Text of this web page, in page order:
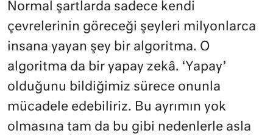
Normal şartlarda sadece kendi
çevrelerinin göreceği şeyleri milyonlarca
insana yayan şey bir algoritma. O
algoritma da bir yapay zekâ. ‘Yapay’
olduğunu bildiğimiz sürece onunla
mücadele edebiliriz. Bu ayrımın yok
olmasına tam da bu gibi nedenlerle asla